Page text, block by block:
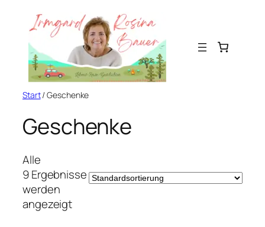
Inhalt
springen
Start/ Geschenke
Geschenke
Alle
9 Ergebnisse
werden
angezeigt